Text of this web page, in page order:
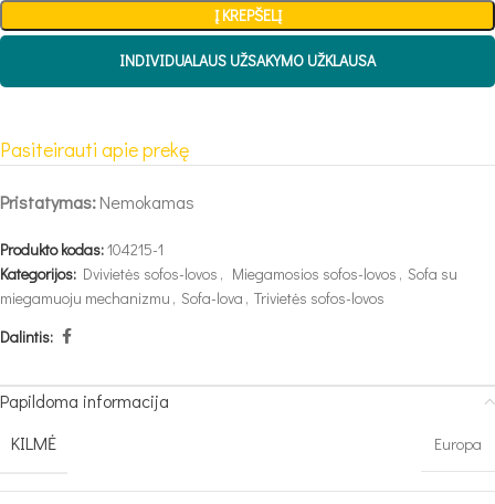
Į KREPŠELĮ
INDIVIDUALAUS UŽSAKYMO UŽKLAUSA
Pasiteirauti apie prekę
Pristatymas:Nemokamas
Produkto kodas:104215-1
Kategorijos: Dvivietės sofos-lovos , Miegamosios sofos-lovos , Sofa su
miegamuoju mechanizmu , Sofa-lova , Trivietės sofos-lovos
Dalintis:
Papildoma informacija
KILMĖ
Europa